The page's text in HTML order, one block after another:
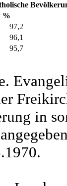
%
97,2
96,1
95,7
in